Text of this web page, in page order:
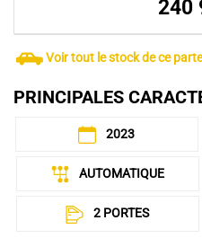
240
Voir tout le stock de ce
PRINCIPALES
2023
AUTOMATIQUE
2 PORTES